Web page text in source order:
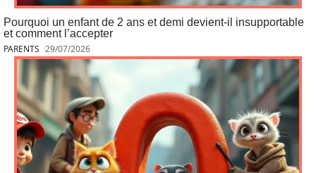
Pourquoi un enfant de 2 ans et demi devient-il insupportable
et comment l’accepter
PARENTS 29/07/2026